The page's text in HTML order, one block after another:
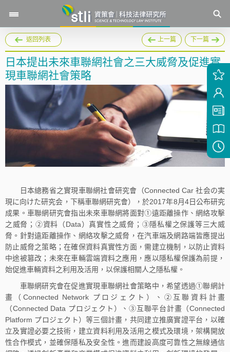
返回列表 上一篇 下一篇
日本提出未來車聯網社會之三大威脅及促進實
現車聯網社會策略
日本總務省之實現車聯網社會研究會（Connected Car 社会の実
現に向けた研究会，下稱車聯網研究會），於2017年8月4日公布研究
成果。車聯網研究會指出未來車聯網將面對①遠距離操作、網絡攻擊
之威脅；②資料（Data）真實性之威脅；③隱私權之保護等三大威
脅。針對遠距離操作、網絡攻擊之威脅，在汽車端及網路端皆應提出
防止威脅之策略；在確保資料真實性方面，需建立機制，以防止資料
中途被篡改；未來在車輛雲端資料之應用，應以隱私權保護為前提，
始促進車輛資料之利用及活用，以保護相關人之隱私權。
車聯網研究會在促進實現車聯網社會策略中，希望透過①聯網計
畫（Connected Network プロジェクト）、②互聯資料計畫
（Connected Data プロジェクト）、③互聯平台計畫（Connected
Platform プロジェクト）等三個計畫，共同建立推廣實證平台，以確
立及實證必要之技術，建立資料利用及活用之模式及環境，架構開放
性合作模式，並確保隱私及安全性。進而建設高度可靠性之無線通信